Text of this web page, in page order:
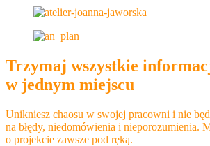
Trzymaj wszystkie
w jednym miejscu
Unikniesz chaosu w swojej pracowni i nie
na błędy, niedomówienia i nieporozumienia.
o projekcie zawsze pod ręką.